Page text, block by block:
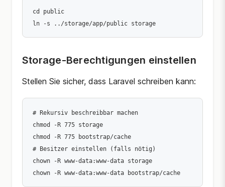
cd public
Storage-Berechtigungen einstellen
Stellen Sie sicher, dass Laravel schreiben kann:
# Rekursiv beschreibbar machen
chmod -R 775 storage
chmod -R 775 bootstrap/cache
# Besitzer einstellen (falls nötig)
chown -R www-data:www-data storage